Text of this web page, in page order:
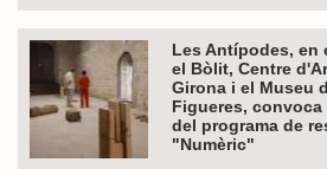
Les Antípodes, en
el Bòlit, Centre
Girona i el Museu
Figueres,
del programa de
"Numèric"